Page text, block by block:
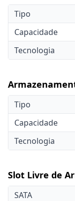
Tipo
Capacidade
Tecnologia
Tipo
Capacidade
Tecnologia
Slot Livre de
SATA